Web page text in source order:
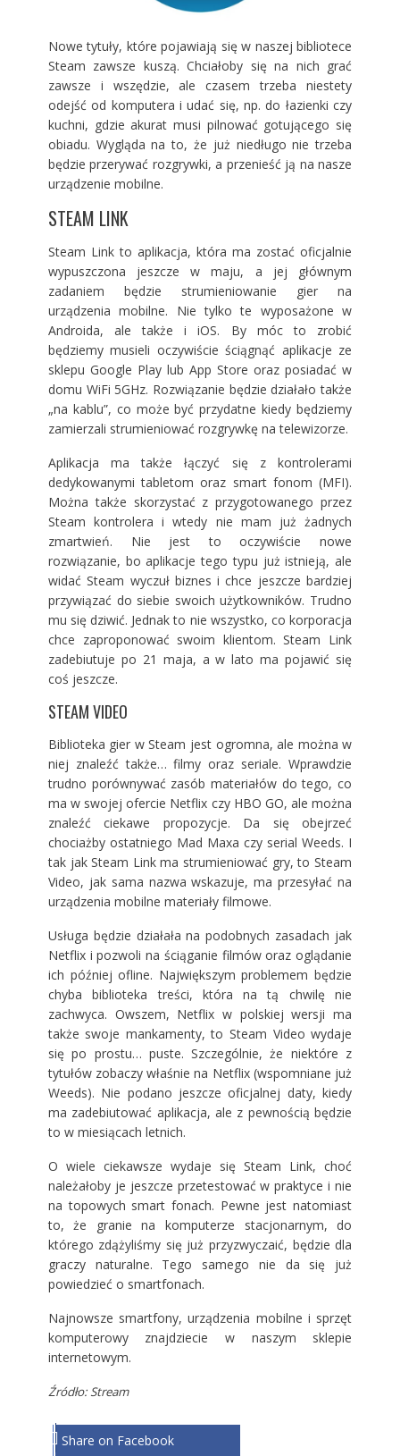
Nowe tytuły, które pojawiają się w naszej bibliotece
Steam zawsze kuszą. Chciałoby się na nich grać
zawsze i wszędzie, ale czasem trzeba niestety
odejść od komputera i udać się, np. do łazienki czy
kuchni, gdzie akurat musi pilnować gotującego się
obiadu. Wygląda na to, że już niedługo nie trzeba
będzie przerywać rozgrywki, a przenieść ją na nasze
urządzenie mobilne.
STEAM LINK
Steam Link to aplikacja, która ma zostać oficjalnie
wypuszczona jeszcze w maju, a jej głównym
zadaniem będzie strumieniowanie gier na
urządzenia mobilne. Nie tylko te wyposażone w
Androida, ale także i iOS. By móc to zrobić
będziemy musieli oczywiście ściągnąć aplikacje ze
sklepu Google Play lub App Store oraz posiadać w
domu WiFi 5GHz. Rozwiązanie będzie działało także
„na kablu”, co może być przydatne kiedy będziemy
zamierzali strumieniować rozgrywkę na telewizorze.
Aplikacja ma także łączyć się z kontrolerami
dedykowanymi tabletom oraz smart fonom (MFI).
Można także skorzystać z przygotowanego przez
Steam kontrolera i wtedy nie mam już żadnych
zmartwień. Nie jest to oczywiście nowe
rozwiązanie, bo aplikacje tego typu już istnieją, ale
widać Steam wyczuł biznes i chce jeszcze bardziej
przywiązać do siebie swoich użytkowników. Trudno
mu się dziwić. Jednak to nie wszystko, co korporacja
chce zaproponować swoim klientom. Steam Link
zadebiutuje po 21 maja, a w lato ma pojawić się
coś jeszcze.
STEAM VIDEO
Biblioteka gier w Steam jest ogromna, ale można w
niej znaleźć także… filmy oraz seriale. Wprawdzie
trudno porównywać zasób materiałów do tego, co
ma w swojej ofercie Netflix czy HBO GO, ale można
znaleźć ciekawe propozycje. Da się obejrzeć
chociażby ostatniego Mad Maxa czy serial Weeds. I
tak jak Steam Link ma strumieniować gry, to Steam
Video, jak sama nazwa wskazuje, ma przesyłać na
urządzenia mobilne materiały filmowe.
Usługa będzie działała na podobnych zasadach jak
Netflix i pozwoli na ściąganie filmów oraz oglądanie
ich później ofline. Największym problemem będzie
chyba biblioteka treści, która na tą chwilę nie
zachwyca. Owszem, Netflix w polskiej wersji ma
także swoje mankamenty, to Steam Video wydaje
się po prostu… puste. Szczególnie, że niektóre z
tytułów zobaczy właśnie na Netflix (wspomniane już
Weeds). Nie podano jeszcze oficjalnej daty, kiedy
ma zadebiutować aplikacja, ale z pewnością będzie
to w miesiącach letnich.
O wiele ciekawsze wydaje się Steam Link, choć
należałoby je jeszcze przetestować w praktyce i nie
na topowych smart fonach. Pewne jest natomiast
to, że granie na komputerze stacjonarnym, do
którego zdążyliśmy się już przyzwyczaić, będzie dla
graczy naturalne. Tego samego nie da się już
powiedzieć o smartfonach.
Najnowsze smartfony, urządzenia mobilne i sprzęt
komputerowy znajdziecie w naszym sklepie
internetowym.
Źródło: Stream
Share on Facebook